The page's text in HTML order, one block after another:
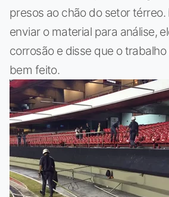
presos ao chão do setor
enviar o material para análise,
corrosão e disse que o
bem feito.